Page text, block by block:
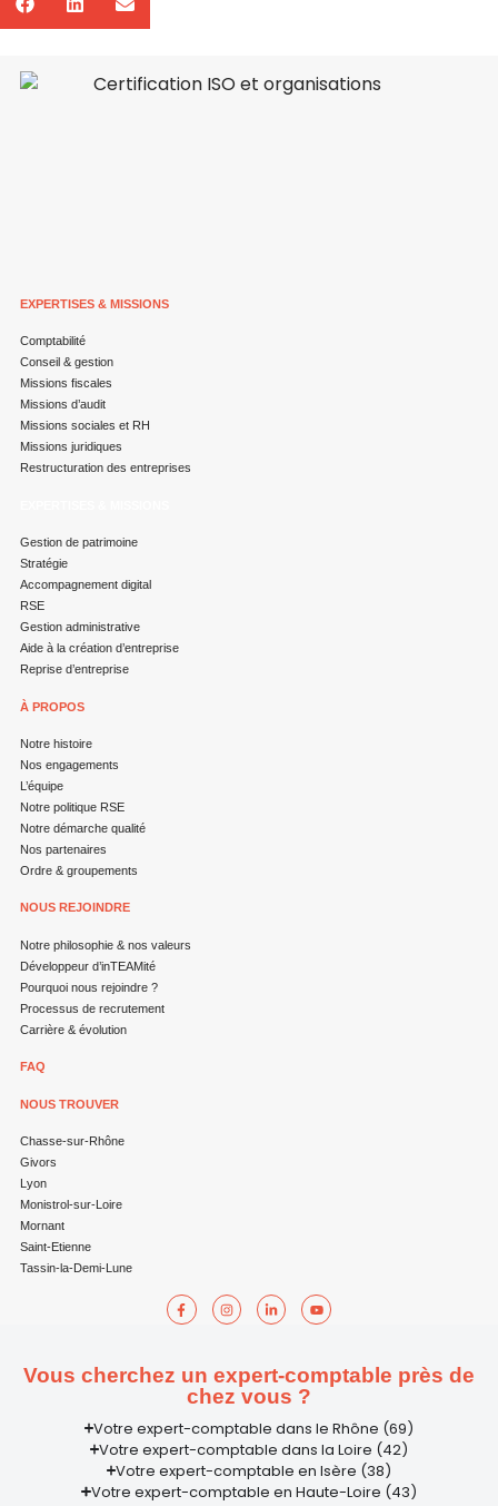
EXPERTISES & MISSIONS
Comptabilité
Conseil & gestion
Missions fiscales
Missions d’audit
Missions sociales et RH
Missions juridiques
Restructuration des entreprises
Gestion de patrimoine
Stratégie
Accompagnement digital
RSE
Gestion administrative
Aide à la création d’entreprise
Reprise d’entreprise
À PROPOS
Notre histoire
Nos engagements
L’équipe
Notre politique RSE
Notre démarche qualité
Nos partenaires
Ordre & groupements
NOUS REJOINDRE
Notre philosophie & nos valeurs
Développeur d’inTEAMité
Pourquoi nous rejoindre ?
Processus de recrutement
Carrière & évolution
FAQ
NOUS TROUVER
Chasse-sur-Rhône
Givors
Lyon
Monistrol-sur-Loire
Mornant
Saint-Etienne
Tassin-la-Demi-Lune
Vous cherchez un expert-comptable près de
chez vous ?
Votre expert-comptable dans le Rhône (69)
Votre expert-comptable dans la Loire (42)
Votre expert-comptable en Isère (38)
Votre expert-comptable en Haute-Loire (43)